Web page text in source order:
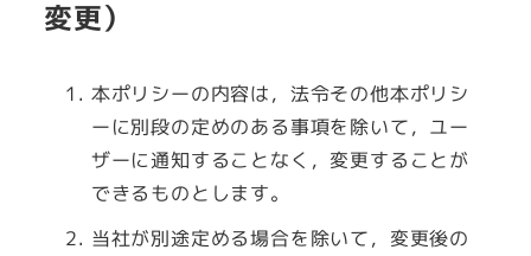
変更）
本ポリシーの内容は，法令その他本ポリシ
ーに別段の定めのある事項を除いて，ユー
ザーに通知することなく，変更することが
できるものとします。
当社が別途定める場合を除いて，変更後の